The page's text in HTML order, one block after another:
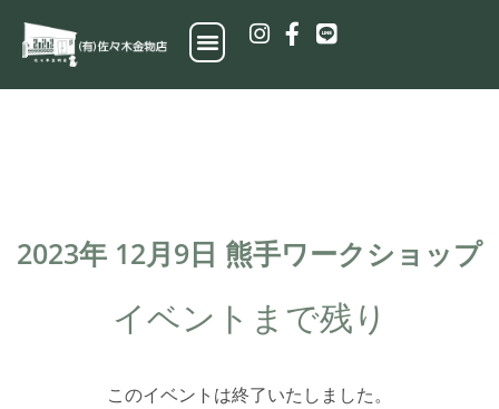
2023年 12月9日 熊手ワークショップ
イベントまで残り
このイベントは終了いたしました。